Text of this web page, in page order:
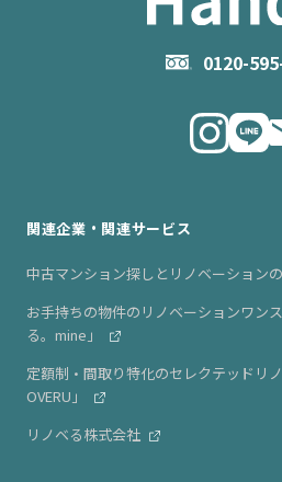
0120-
関連企業・関連サービス
中古マンション探しとリノベーション
お手持ちの物件のリノベーションワン
る。mine」
定額制・間取り特化のセレクテッドリ
OVERU」
リノベる株式会社